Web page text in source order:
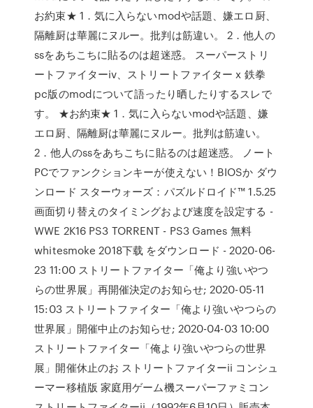
お約束★ 1．気に入らないmodや話題、嫌エロ厨、
隔離厨は華麗にヌルー。批判は筋違い。 2．他人の
ssをあちこちに貼るのは超迷惑。 スーパーストリ
ートファイターiv、ストリートファイター x 鉄拳
pc版のmodについて語ったり晒したりするスレで
す。 ★お約束★ 1．気に入らないmodや話題、嫌
エロ厨、隔離厨は華麗にヌルー。批判は筋違い。
2．他人のssをあちこちに貼るのは超迷惑。 ノート
PCでファンクションキーが使えない！BIOSか ダウ
ンロード スターウォーズ：パズルドロイド™ 1.5.25
画面切り替えのタイミングおよび速度を設定する -
WWE 2K16 PS3 TORRENT - PS3 Games 無料
whitesmoke 2018下载 をダウンロード - 2020-06-
23 11:00 ストリートファイター「俺より強いやつ
らの世界展」再開催決定のお知らせ; 2020-05-11
15:03 ストリートファイター「俺より強いやつらの
世界展」開催中止のお知らせ; 2020-04-03 10:00
ストリートファイター「俺より強いやつらの世界
展」開催休止のお ストリートファイターii コンシュ
ーマー移植版 家庭用ゲーム機スーパーファミコン